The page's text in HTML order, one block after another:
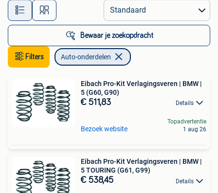
Alle afstanden…
Bewaar je zoekopdracht
Filters Auto-onderdelen
Eibach Pro-Kit Verlagingsveren | BMW |
5 (G60, G90)
€ 511,83 Details
Bezoek website
Topadvertentie
1 aug 26
Eibach Pro-Kit Verlagingsveren | BMW |
5 TOURING (G61, G99)
€ 538,45 Details